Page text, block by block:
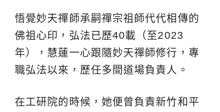
悟覺妙天禪師承嗣禪宗祖師代代相傳的
佛祖心印，弘法已歷40載（至2023
年），慧蓮一心跟隨妙天禪師修行，專
職弘法以來，歷任多間道場負責人。
在工研院的時候，她便曾負責新竹和平